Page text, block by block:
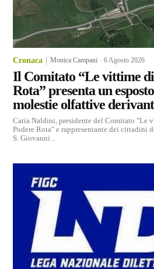
Cronaca Monica Campani -6 Agosto 2026
Il Comitato “Le vittime
Rota” presenta un
molestie olfattive
Catia Naldini, presidente del Comitato "Le
Podere Rota" e rappresentante dei cittadini
S. Giovanni...